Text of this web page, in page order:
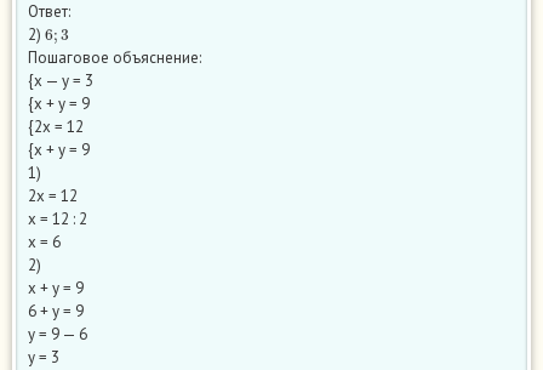
Ответ:
2) 6 3
Пошаговое объяснение:
{х — у = 3
{х + у = 9
{2х = 12
{х + у = 9
1)
2х = 12
х = 12 : 2
х = 6
2)
х + у = 9
6 + у = 9
у = 9 — 6
у = 3